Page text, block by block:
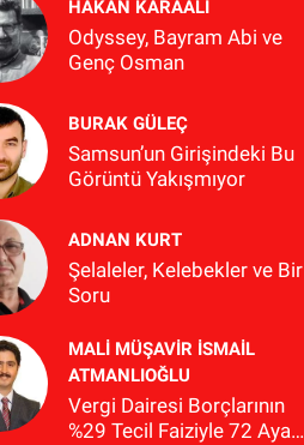
HAKAN KARAALİ
Odyssey, Bayram Abi ve
Genç Osman
BURAK GÜLEÇ
Samsun’un Girişindeki Bu
Görüntü Yakışmıyor
ADNAN KURT
Şelaleler, Kelebekler ve Bir
Soru
MALI MÜŞAVIR İSMAIL
ATMANLIOĞLU
Vergi Dairesi Borçlarının
%29 Tecil Faiziyle 72 Aya